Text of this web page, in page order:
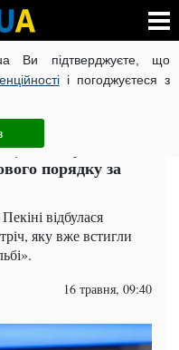
Ви підтверджуєте, що
і погоджуєтеся з
КОРОНАВІРУС В УКРАЇНІ
ЧИТАТЬ НА РУССКОМ
у Пекіні
порядку за
відбулася
яку вже встигли
16 травня, 09:40